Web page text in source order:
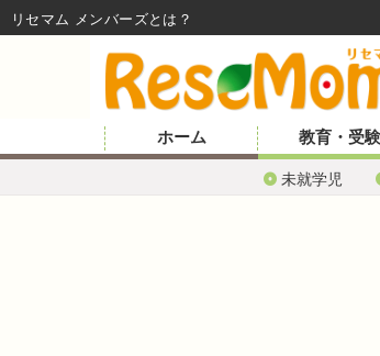
ホーム 教育・受験
未就学児
リセマム メンバーズ